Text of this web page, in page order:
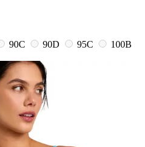
90C 90D 95C
100B